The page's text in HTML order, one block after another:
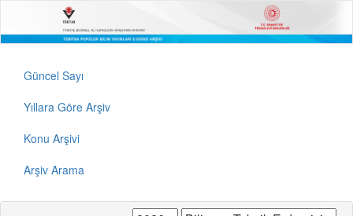
Güncel Sayı
Yıllara Göre Arşiv
Konu Arşivi
Arşiv Arama